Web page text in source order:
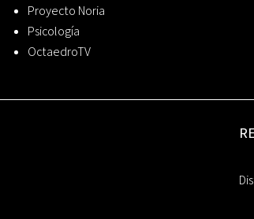
Proyecto Noria
Psicología
OctaedroTV